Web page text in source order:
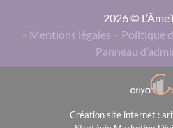
2026 ©
– Mentions légales – Politique
Panneau
Création site internet :